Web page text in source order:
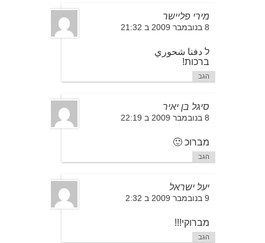
מירי פליישר
8 בנובמבר 2009 ב 21:32
ל دفنا شحوري
ברכות!
הגב
סיגל בן יאיר
8 בנובמבר 2009 ב 22:19
מברוכ 🙂
הגב
יעל ישראל
9 בנובמבר 2009 ב 2:32
מברוקי!!!
הגב